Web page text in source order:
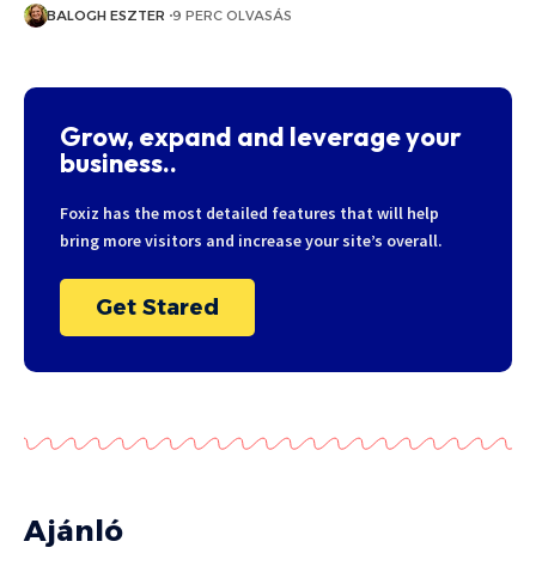
BALOGH ESZTER 9 PERC OLVASÁS
Grow, expand and leverage your
business..
Foxiz has the most detailed features that will help
bring more visitors and increase your site’s overall.
Get Stared
Ajánló